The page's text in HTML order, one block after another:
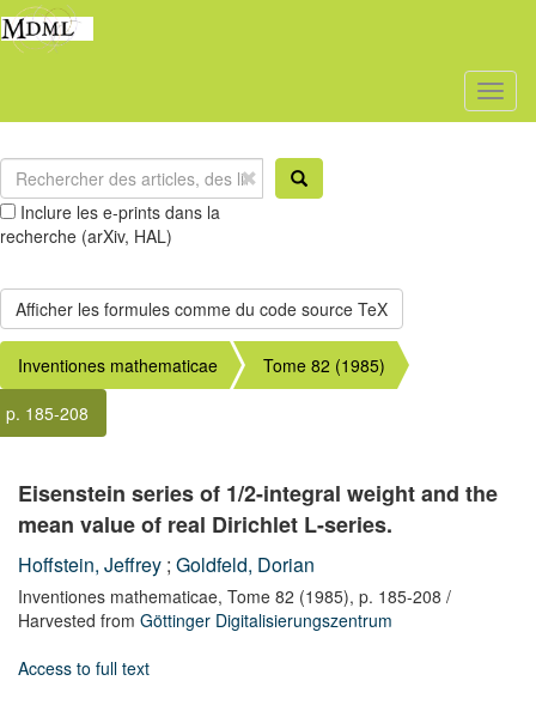
Inclure les e-prints dans la
recherche (arXiv, HAL)
Inventiones mathematicae
Tome 82 (1985)
p. 185-208
Eisenstein series of 1/2-integral weight and the
mean value of real Dirichlet L-series.
Hoffstein, Jeffrey ; Goldfeld, Dorian
Inventiones mathematicae, Tome 82 (1985), p. 185-208 /
Harvested from Göttinger Digitalisierungszentrum
Access to full text